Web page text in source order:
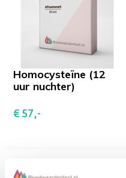
Rode bloedcellen (RBC)/
Hemoglobine
Hematocriet
Homocysteïne (12
uur nuchter)
€ 57,-